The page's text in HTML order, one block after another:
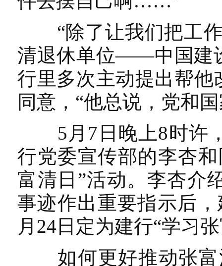
“除了让我们把工作
清退休单位——中国建
行里多次主动提出帮
同意，“他总说，党和
5月7日晚上8时许，
行党委宣传部的李杏
富清日”活动。李杏介
事迹作出重要指示后
月24日定为建行“学习
如何更好推动张富